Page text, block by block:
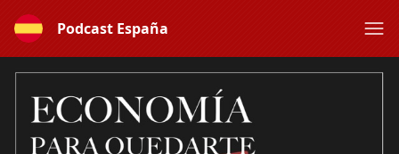
Podcast España